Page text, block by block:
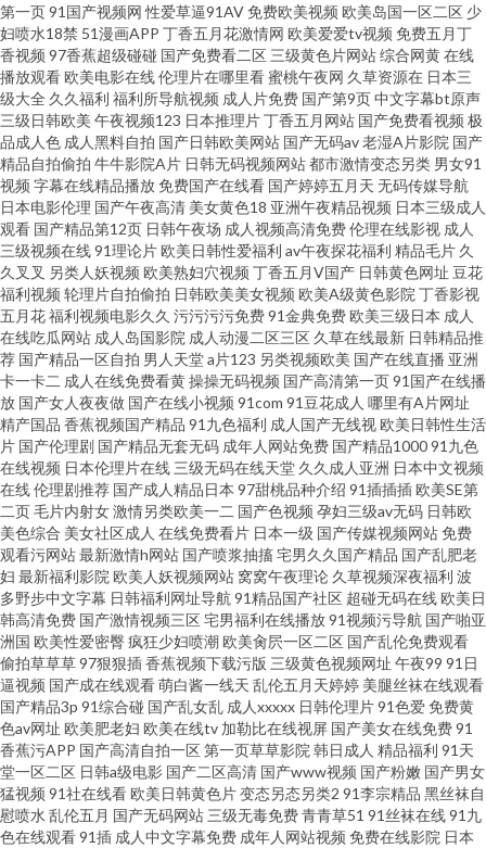
九九福利社 日韩无码专区 91超碰在线咨询 成人操碰视频 久久偷拍视频精品
亚洲黄色AU 草草浮力影院 久久婷婷香蕉影音 天天草人人草 91伪娘在线 国产
日韩精品久久 欧美怡红院 伊人久艹 操逼国产视频 老司机午夜精品 亚洲红杏
在线观看 超碰最新91大神 六月天色网 五月花激情网 97亚州狠狠色 海角社区
国产精伦 日本激情视频 综合大香蕉伊人 av香蕉伊人 五月天性爱欧美 国产福
利资源 色域91大神 国产日韩久 欧美日韩中文在线 亚洲天堂无码播放 草逼网
123 精品久久综合五
第一页91国产视频网 性爱草逼91AV免费欧美视频 欧美岛国一区二区 少
妇喷水18禁 51漫画APP 丁香五月花激情网 欧美爱爱tv视频 免费五月丁
香视频 97香蕉超级碰碰 国产免费看二区 三级黄色片网站综合网黄在线
播放观看欧美电影在线伦理片在哪里看蜜桃午夜网 久草资源在 日本三
级大全 久久福利 福利所导航视频 成人片免费 国产第9页中文字幕bt原声
三级日韩欧美 午夜视频123 日本推理片丁香五月网站 国产免费看视频 极
品成人色 成人黑料自拍 国产日韩欧美网站 国产无码av老湿A片影院 国产
精品自拍偷拍 牛牛影院A片 日韩无码视频网站都市激情变态另类 男女91
视频 字幕在线精品播放免费国产在线看 国产婷婷五月天 无码传媒导航
日本电影伦理 国产午夜高清 美女黄色18 亚洲午夜精品视频 日本三级成人
观看 国产精品第12页 日韩午夜场 成人视频高清免费伦理在线影视 成人
三级视频在线91理论片欧美日韩性爱福利 av午夜探花福利 精品毛片 久
久叉叉 另类人妖视频 欧美熟妇穴视频 丁香五月V国产 日韩黄色网址 豆花
福利视频 轮理片自拍偷拍 日韩欧美美女视频 欧美A级黄色影院 丁香影视
五月花福利视频电影久久 污污污污免费91金典免费欧美三级日本 成人
在线吃瓜网站 成人岛国影院 成人动漫二区三区 久草在线最新 日韩精品推
荐 国产精品一区自拍 男人天堂a片123 另类视频欧美 国产在线直播 亚洲
卡一卡二 成人在线免费看黄操操无码视频 国产高清第一页91国产在线播
放 国产女人夜夜做 国产在线小视频 91com 91豆花成人 哪里有A片网址
精产国品 香蕉视频国产精品 91九色福利 成人国产无线视欧美日韩性生活
片 国产伦理剧 国产精品无套无码 成年人网站免费 国产精品100091九色
在线视频 日本伦理片在线 三级无码在线天堂 久久成人亚洲 日本中文视频
在线伦理剧推荐 国产成人精品日本 97甜桃品种介绍 91插插插欧美SE第
二页毛片内射女激情另类欧美一二 国产色视频 孕妇三级av无码 日韩欧
美色综合 美女社区成人 在线免费看片 日本一级 国产传媒视频网站免费
观看污网站最新激情h网站 国产喷浆抽搐宅男久久国产精品 国产乱肥老
妇 最新福利影院 欧美人妖视频网站 窝窝午夜理论 久草视频深夜福利 波
多野步中文字幕 日韩福利网址导航 91精品国产社区 超碰无码在线欧美日
韩高清免费 国产激情视频三区宅男福利在线播放91视频污导航 国产啪亚
洲国 欧美性爱密臀疯狂少妇喷潮欧美肏屄一区二区 国产乱伦免费观看
偷拍草草草97狠狠插香蕉视频下载污版 三级黄色视频网址 午夜99 91日
逼视频 国产成在线观看萌白酱一线天 乱伦五月天婷婷 美腿丝袜在线观看
国产精品3p 91综合碰 国产乱女乱 成人xxxxx 日韩伦理片91色爱免费黄
色av网址 欧美肥老妇 欧美在线tv 加勒比在线视屏 国产美女在线免费91
香蕉污APP 国产高清自拍一区第一页草草影院 韩日成人 精品福利 91天
堂一区二区 日韩a级电影 国产二区高清 国产www视频 国产粉嫩 国产男女
猛视频 91社在线看欧美日韩黄色片变态另态另类2 91李宗精品 黑丝袜自
慰喷水 乱伦五月 国产无码网站 三级无毒免费青青草51 91丝袜在线91九
色在线观看91插 成人中文字幕免费 成年人网站视频 免费在线影院 日本